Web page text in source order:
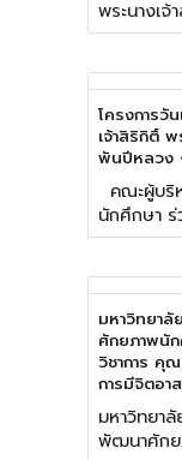
พระนางเ
โครงการวั
เจ้าสิริกิติ์
พันปีหลวง
คณะผู้บริ
นักศึกษา
มหาวิทยา
ศักยภาพนั
วิชาการ คุ
การมีจิตอา
มหาวิทยา
พัฒนาศัก